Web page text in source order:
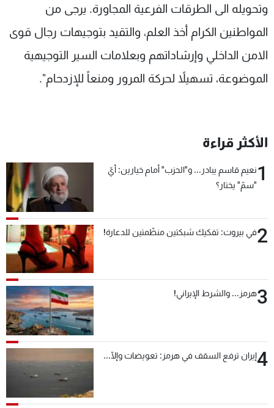
وتحويله الى الطرقات الفرعية المجاورة. يرجى من
المواطنين الكرام أخذ العلم، والتقيد بتوجيهات رجال قوى
الامن الداخلي وإرشاداتهم وبعلامات السير التوجيهية
الموضوعة، تسهيلاً لحركة المرور ومنعاً للإزدحام".
الأكثر قراءة
1نعيم قاسم يبادر... و"الحزب" أمام خيارين: أيّ
"سمّ" يختار؟
2في بيروت: تفكيك شبكتين منظّمتين للدعارة!
3هرمز... والشرط الإيراني!
4إيران ترفع السقف في هرمز: تعويضات وإلّا...